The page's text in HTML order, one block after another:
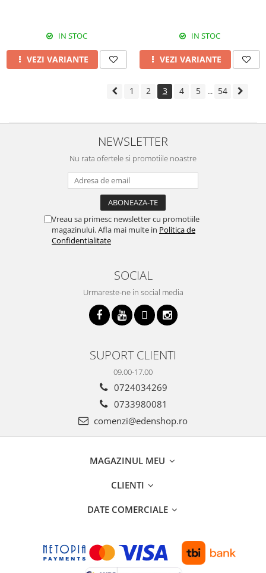
IN STOC
VEZI VARIANTE
IN STOC
VEZI VARIANTE
1 2 3 4 5 ... 54
NEWSLETTER
Nu rata ofertele si promotiile noastre
Vreau sa primesc newsletter cu promotiile
magazinului. Afla mai multe in Politica de
Confidentialitate
SOCIAL
Urmareste-ne in social media
SUPORT CLIENTI
09.00-17.00
0724034269
0733980081
comenzi@edenshop.ro
MAGAZINUL MEU
CLIENTI
DATE COMERCIALE